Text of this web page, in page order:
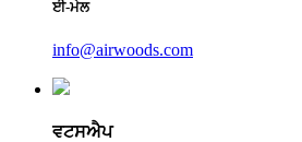
ਈ-ਮੇਲ
info@airwoods.com
ਵਟਸਐਪ